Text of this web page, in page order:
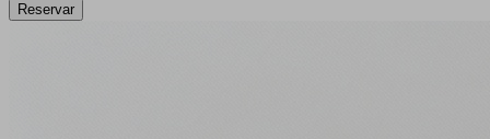
Reservar